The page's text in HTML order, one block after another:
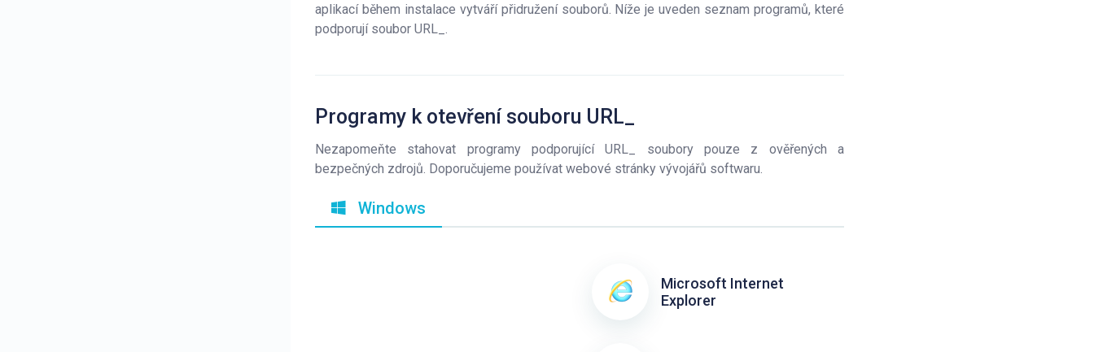
aplikací během instalace vytváří přidružení souborů. Níže je uveden seznam programů, které
podporují soubor URL_.
Programy k otevření souboru URL_
Nezapomeňte stahovat programy podporující URL_ soubory pouze z ověřených a
bezpečných zdrojů. Doporučujeme používat webové stránky vývojářů softwaru.
Windows
Microsoft Internet
Explorer